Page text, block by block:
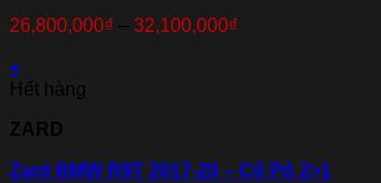
26,800,000₫ – 32,100,000₫
+
Hết hàng
ZARD
Zard BMW R9T 2017-20 – Cổ Pô 2>1